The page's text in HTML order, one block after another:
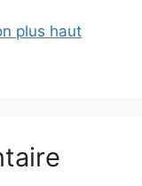
plus haut